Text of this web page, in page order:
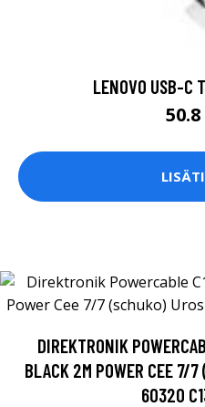
LENOVO USB-C
DIREKTRONIK
BLACK 2M POWER CEE 7/7
60320